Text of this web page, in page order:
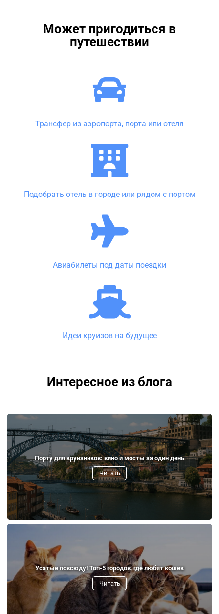
Может пригодиться в
путешествии
Трансфер из аэропорта, порта или отеля
Подобрать отель в городе или рядом с портом
Авиабилеты под даты поездки
Идеи круизов на будущее
Интересное из блога
Порту для круизников: вино и мосты за один день
Читать
Усатые повсюду! Топ-5 городов, где любят кошек
Читать